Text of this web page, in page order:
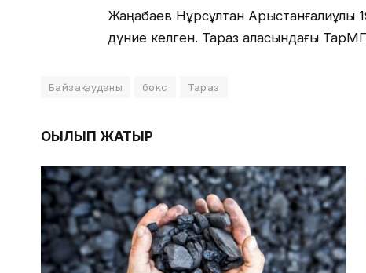
Жаңабаев Нұрсұлтан
дүние келген. Тараз қаласындағы
Байзақ ауданы бокс Тараз
ОҚЫЛЫП ЖАТЫР